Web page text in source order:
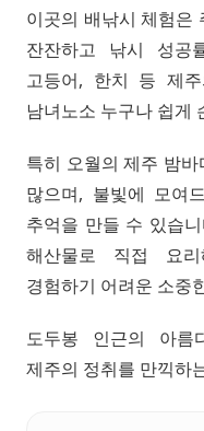
이곳의 배낚시 체험은
잔잔하고 낚시 성공
고등어, 한치 등 제
남녀노소 누구나 쉽게
특히 오월의 제주 밤
많으며, 불빛에 모여
추억을 만들 수 있습
해산물로 직접 요
경험하기 어려운 소중
도두봉 인근의 아름
제주의 정취를 만끽하